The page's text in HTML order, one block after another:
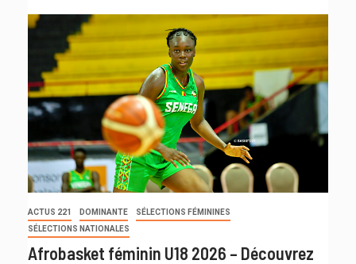
ACTUS 221 DOMINANTE
SÉLECTIONS FÉMININES
SÉLECTIONS NATIONALES
Afrobasket féminin U18 2026 – Découvrez